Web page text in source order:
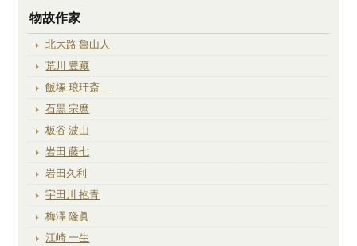
物故作家
北大路 魯山人
荒川 豊藏
飯塚 琅玕斎
石黒 宗麿
板谷 波山
岩田 藤七
岩田久利
宇田川 抱青
梅澤 隆眞
江崎 一生